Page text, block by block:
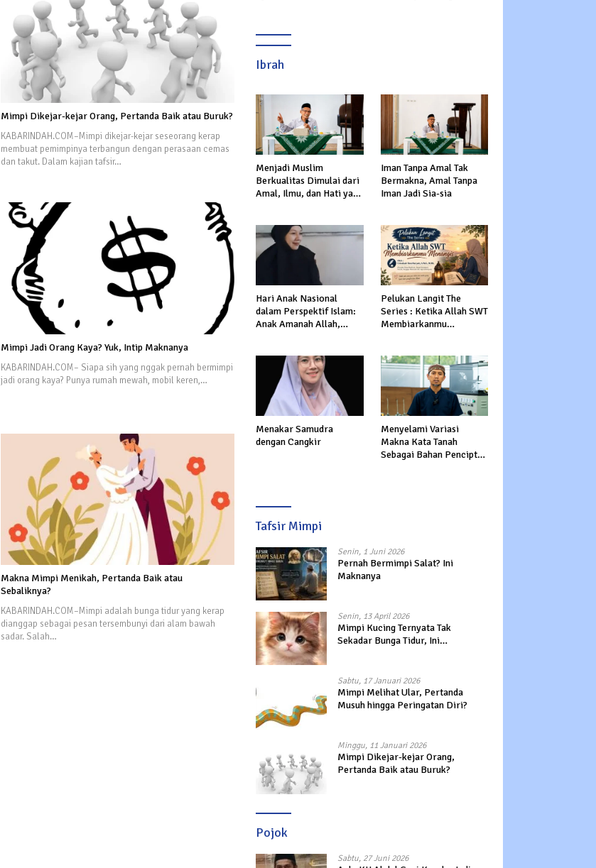
Mimpi Dikejar-kejar Orang, Pertanda Baik atau Buruk?
KABARINDAH.COM–Mimpi dikejar-kejar seseorang kerap
membuat pemimpinya terbangun dengan perasaan cemas
dan takut. Dalam kajian tafsir…
Mimpi Jadi Orang Kaya? Yuk, Intip Maknanya
KABARINDAH.COM– Siapa sih yang nggak pernah bermimpi
jadi orang kaya? Punya rumah mewah, mobil keren,…
Makna Mimpi Menikah, Pertanda Baik atau
Sebaliknya?
KABARINDAH.COM–Mimpi adalah bunga tidur yang kerap
dianggap sebagai pesan tersembunyi dari alam bawah
sadar. Salah…
Ibrah
Menjadi Muslim
Berkualitas Dimulai dari
Amal, Ilmu, dan Hati yang
Iman Tanpa Amal Tak
Bermakna, Amal Tanpa
Iman Jadi Sia-sia
Hari Anak Nasional
dalam Perspektif Islam:
Anak Amanah Allah,
Pelukan Langit The
Series : Ketika Allah SWT
Membiarkanmu
Menakar Samudra
dengan Cangkir
Menyelami Variasi
Makna Kata Tanah
Sebagai Bahan Pencipta
Tafsir Mimpi
Senin, 1 Juni 2026
Pernah Bermimpi Salat? Ini
Maknanya
Senin, 13 April 2026
Mimpi Kucing Ternyata Tak
Sekadar Bunga Tidur, Ini
Sabtu, 17 Januari 2026
Mimpi Melihat Ular, Pertanda
Musuh hingga Peringatan Diri?
Minggu, 11 Januari 2026
Mimpi Dikejar-kejar Orang,
Pertanda Baik atau Buruk?
Pojok
Sabtu, 27 Juni 2026